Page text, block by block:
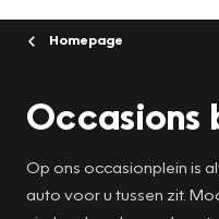
Homepage
Occasions
Op ons occasionplein is
auto voor u tussen zit.